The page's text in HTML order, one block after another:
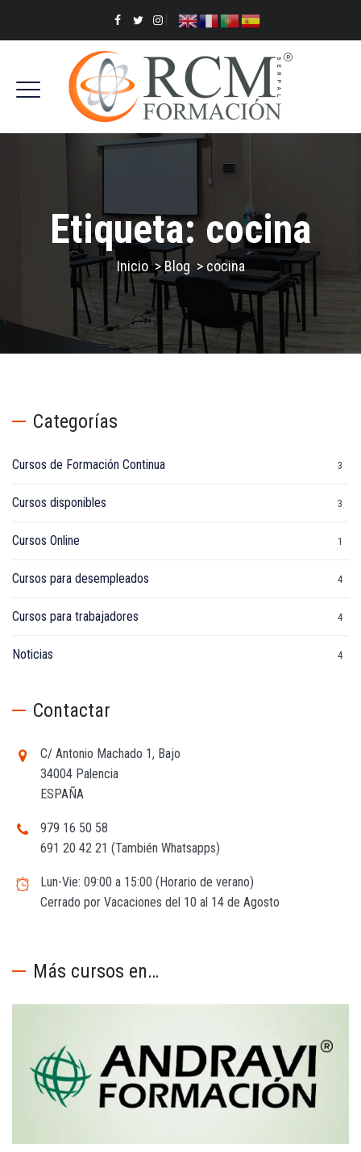
Etiqueta:cocina
Inicio>Blog> cocina
Categorías
Cursos de Formación Continua 3
Cursos disponibles 3
Cursos Online 1
Cursos para desempleados 4
Cursos para trabajadores 4
Noticias 4
Contactar
C/ Antonio Machado 1, Bajo
34004 Palencia
ESPAÑA
979 16 50 58
691 20 42 21 (También Whatsapps)
Lun-Vie: 09:00 a 15:00 (Horario de verano)
Cerrado por Vacaciones del 10 al 14 de Agosto
Más cursos en…